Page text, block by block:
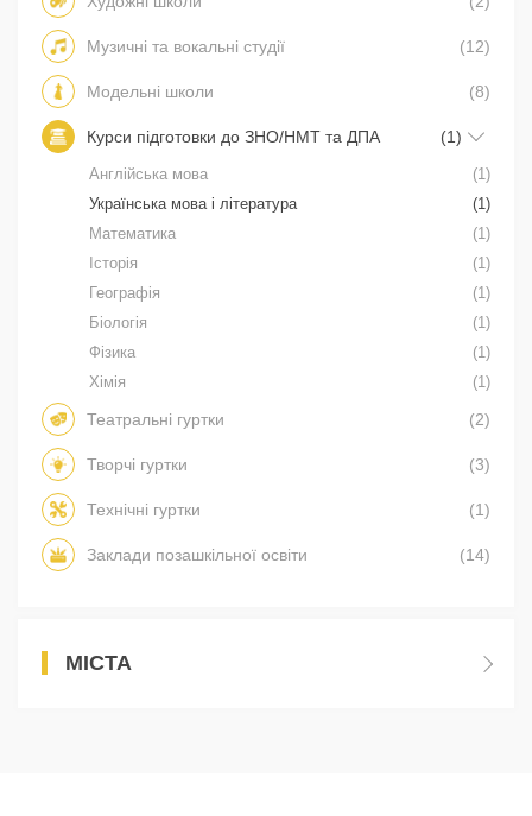
Музичні та вокальні студії (12)
Модельні школи (8)
Курси підготовки до ЗНО/НМТ та ДПА (1)
Англійська мова
(1)
Українська мова і література
(1)
Математика
(1)
Історія
(1)
Географія
(1)
Біологія
(1)
Фізика
(1)
Хімія
(1)
Театральні гуртки (2)
Творчі гуртки (3)
Технічні гуртки (1)
Заклади позашкільної освіти (14)
МІСТА